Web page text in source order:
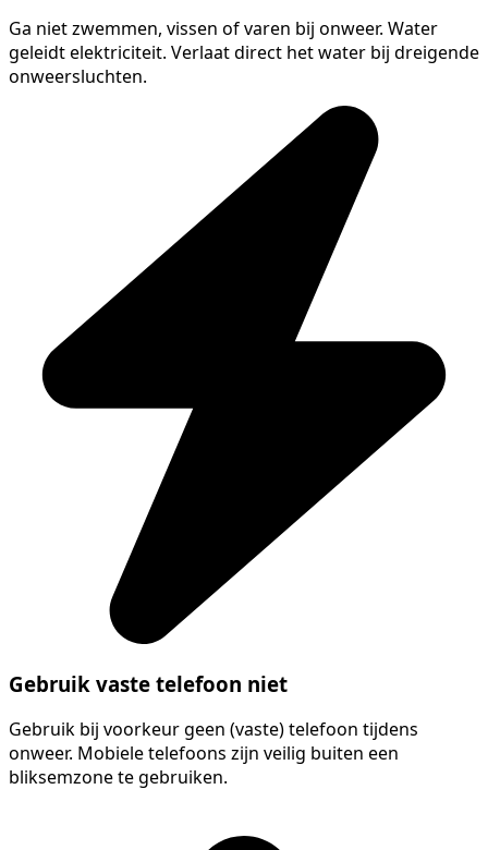
Ga niet zwemmen, vissen of varen bij onweer. Water
geleidt elektriciteit. Verlaat direct het water bij dreigende
onweersluchten.
Gebruik vaste telefoon niet
Gebruik bij voorkeur geen (vaste) telefoon tijdens
onweer. Mobiele telefoons zijn veilig buiten een
bliksemzone te gebruiken.